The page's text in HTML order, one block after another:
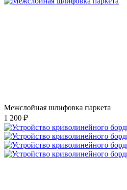
Межслойная шлифовка паркета
1 200 ₽